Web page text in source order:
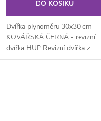
DO KOŠÍKU
Dvířka plynoměru 30x30 cm
KOVÁŘSKÁ ČERNÁ - revizní
dvířka HUP Revizní dvířka z
pozinkového plechu s rámem z